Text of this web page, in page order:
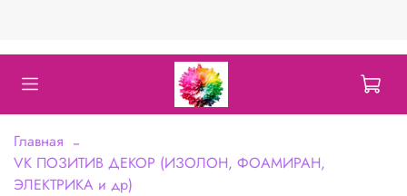
Главная
VK ПОЗИТИВ ДЕКОР (ИЗОЛОН, ФОАМИРАН,
ЭЛЕКТРИКА и др)